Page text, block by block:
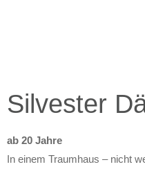
Silvester
ab 20 Jahre
In einem Traumhaus – nicht